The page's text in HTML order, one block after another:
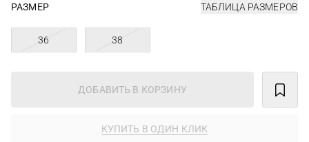
РАЗМЕР ТАБЛИЦА РАЗМЕРОВ
36 38
ДОБАВИТЬ В КОРЗИНУ
КУПИТЬ В ОДИН КЛИК